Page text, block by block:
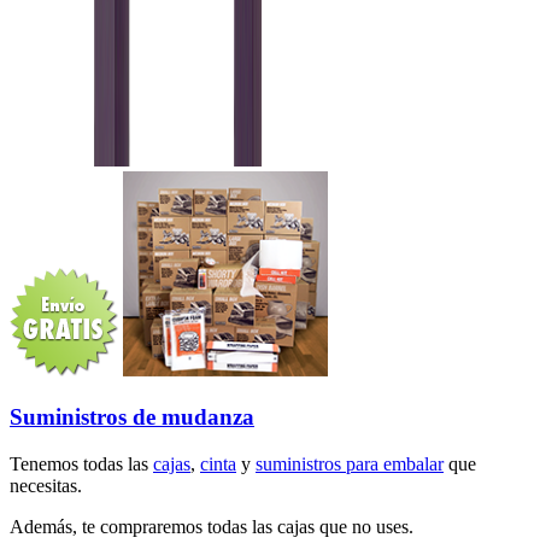
Suministros de mudanza
Tenemos todas las cajas, cinta y suministros para embalarque
necesitas.
Además, te compraremos todas las cajas que no uses.